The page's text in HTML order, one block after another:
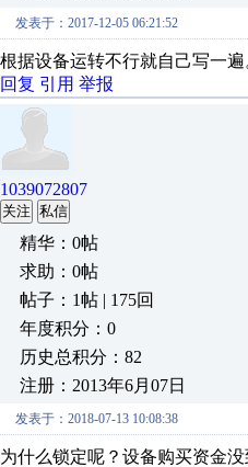
发表于：2017-12-05 06:21:52
根据设备运转不行就自己写一
回复 引用 举报
1039072807
关注 私信
精华：0帖
求助：0帖
帖子：1帖 | 175回
年度积分：0
历史总积分：82
注册：2013年6月07日
发表于：2018-07-13 10:08:38
为什么锁定呢？设备购买资金没